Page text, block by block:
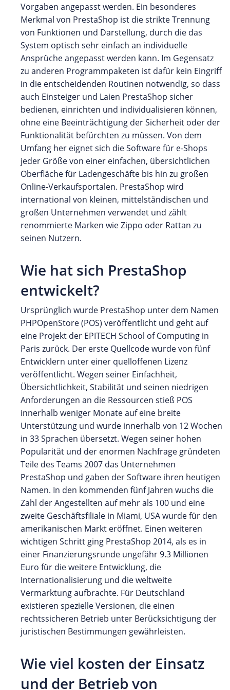
Vorgaben angepasst werden. Ein besonderes
Merkmal von PrestaShop ist die strikte Trennung
von Funktionen und Darstellung, durch die das
System optisch sehr einfach an individuelle
Ansprüche angepasst werden kann. Im Gegensatz
zu anderen Programmpaketen ist dafür kein Eingriff
in die entscheidenden Routinen notwendig, so dass
auch Einsteiger und Laien PrestaShop sicher
bedienen, einrichten und individualisieren können,
ohne eine Beeinträchtigung der Sicherheit oder der
Funktionalität befürchten zu müssen. Von dem
Umfang her eignet sich die Software für e-Shops
jeder Größe von einer einfachen, übersichtlichen
Oberfläche für Ladengeschäfte bis hin zu großen
Online-Verkaufsportalen. PrestaShop wird
international von kleinen, mittelständischen und
großen Unternehmen verwendet und zählt
renommierte Marken wie Zippo oder Rattan zu
seinen Nutzern.
Wie hat sich PrestaShop
entwickelt?
Ursprünglich wurde PrestaShop unter dem Namen
PHPOpenStore (POS) veröffentlicht und geht auf
eine Projekt der EPITECH School of Computing in
Paris zurück. Der erste Quellcode wurde von fünf
Entwicklern unter einer quelloffenen Lizenz
veröffentlicht. Wegen seiner Einfachheit,
Übersichtlichkeit, Stabilität und seinen niedrigen
Anforderungen an die Ressourcen stieß POS
innerhalb weniger Monate auf eine breite
Unterstützung und wurde innerhalb von 12 Wochen
in 33 Sprachen übersetzt. Wegen seiner hohen
Popularität und der enormen Nachfrage gründeten
Teile des Teams 2007 das Unternehmen
PrestaShop und gaben der Software ihren heutigen
Namen. In den kommenden fünf Jahren wuchs die
Zahl der Angestellten auf mehr als 100 und eine
zweite Geschäftsfiliale in Miami, USA wurde für den
amerikanischen Markt eröffnet. Einen weiteren
wichtigen Schritt ging PrestaShop 2014, als es in
einer Finanzierungsrunde ungefähr 9.3 Millionen
Euro für die weitere Entwicklung, die
Internationalisierung und die weltweite
Vermarktung aufbrachte. Für Deutschland
existieren spezielle Versionen, die einen
rechtssicheren Betrieb unter Berücksichtigung der
juristischen Bestimmungen gewährleisten.
Wie viel kosten der Einsatz
und der Betrieb von